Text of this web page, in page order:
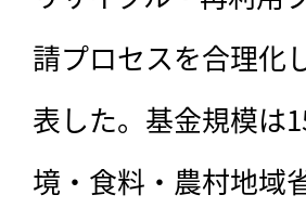
請プロセスを合理化
表した。基金規模は
境・食料・農村地域